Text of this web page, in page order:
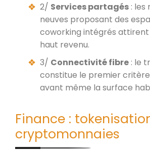
2/ Services partagés : les
neuves proposant des
coworking intégrés attirent
haut revenu.
3/ Connectivité fibre : le
constitue le premier
avant même la surface
Finance :
cryptomonnaies